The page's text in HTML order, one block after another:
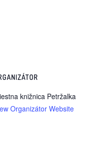
knižnica Petržalka
Organizátor Website